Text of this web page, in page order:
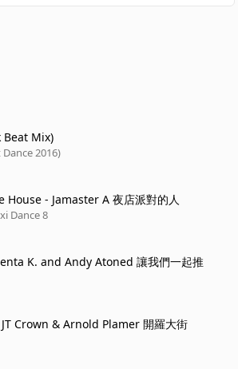
Beat Mix)
2016)
House - Jamaster A 夜店派對的人
Dance 8
K. and Andy Atoned 讓我們一起推
Crown & Arnold Plamer 開羅大街